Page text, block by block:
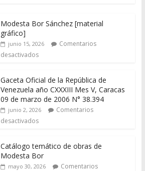
Modesta Bor Sánchez [material
gráfico]
junio 15, 2026
Comentarios
desactivados
Gaceta Oficial de la República de
Venezuela año CXXXIII Mes V, Caracas
09 de marzo de 2006 N° 38.394
junio 2, 2026
Comentarios
desactivados
Catálogo temático de obras de
Modesta Bor
mayo 30, 2026
Comentarios